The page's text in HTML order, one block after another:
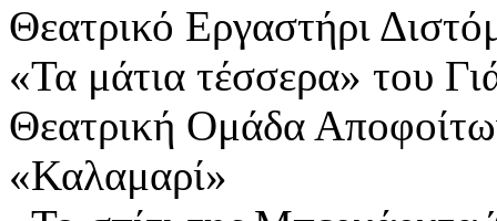
Θεατρικό Εργαστήρι
«Τα μάτια τέσσερα» του
Θεατρική Ομάδα
«Καλαμαρί»